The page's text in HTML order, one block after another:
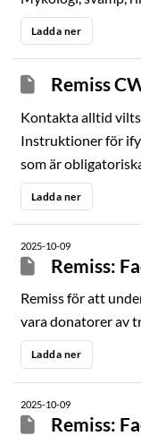
Ladda ner
Remiss
Kontakta alltid
Instruktioner för
som är
CWD-remiss. För
obligatoriska
av statliga medel.
enskilds initiativ
Ladda ner
2025-10-09
Remiss:
Remiss för att
vara donatorer av
Ladda ner
2025-10-09
Remiss: